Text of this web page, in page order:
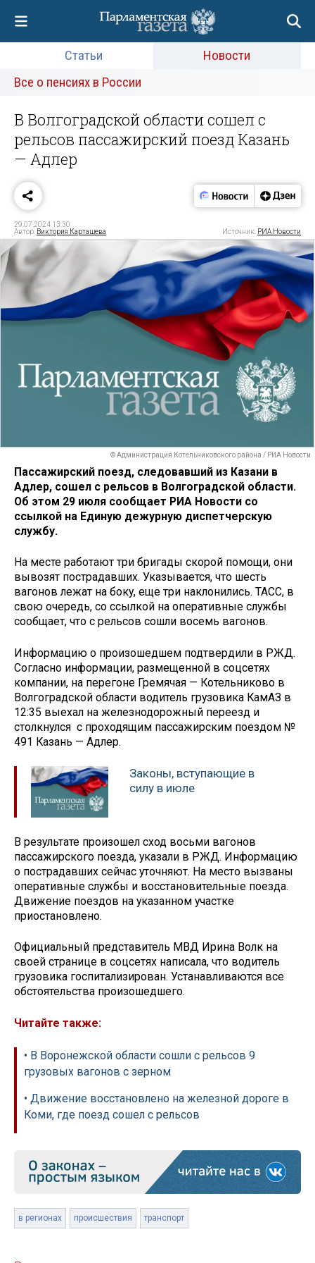
Статьи
Новости
Все о пенсиях в России
В Волгоградской области сошел с
рельсов пассажирский поезд Казань
— Адлер
29.07.2024 13:30
Автор: Виктория Карташева Источник: РИА Новости
© Администрация Котельниковского района / РИА Новости
Пассажирский поезд, следовавший из Казани в
Адлер, сошел с рельсов в Волгоградской области.
Об этом 29 июля сообщает РИА Новости со
ссылкой на Единую дежурную диспетчерскую
службу.
На месте работают три бригады скорой помощи, они
вывозят пострадавших. Указывается, что шесть
вагонов лежат на боку, еще три наклонились. ТАСС, в
свою очередь, со ссылкой на оперативные службы
сообщает, что с рельсов сошли восемь вагонов.
Информацию о произошедшем подтвердили в РЖД.
Согласно информации, размещенной в соцсетях
компании, на перегоне Гремячая — Котельниково в
Волгоградской области водитель грузовика КамАЗ в
12:35 выехал на железнодорожный переезд и
столкнулся с проходящим пассажирским поездом №
491 Казань — Адлер.
Законы, вступающие в
силу в июле
В результате произошел сход восьми вагонов
пассажирского поезда, указали в РЖД. Информацию
о пострадавших сейчас уточняют. На место вызваны
оперативные службы и восстановительные поезда.
Движение поездов на указанном участке
приостановлено.
Официальный представитель МВД Ирина Волк на
своей странице в соцсетях написала, что водитель
грузовика госпитализирован. Устанавливаются все
обстоятельства произошедшего.
Читайте также:
• В Воронежской области сошли с рельсов 9
грузовых вагонов с зерном
• Движение восстановлено на железной дороге в
Коми, где поезд сошел с рельсов
в регионах происшествия транспорт